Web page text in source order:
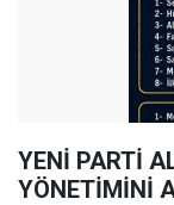
YENİ PARTİ
YÖNETİMİNİ